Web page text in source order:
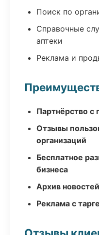
Поиск по
Справочные
аптеки
Реклама и
Партнёрство с
Отзывы
организаций
Бесплатное
бизнеса
Архив
Реклама с